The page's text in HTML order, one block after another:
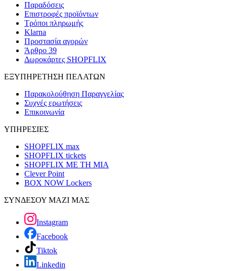
Παραδόσεις
Επιστροφές προϊόντων
Τρόποι πληρωμής
Klarna
Προστασία αγορών
Άρθρο 39
Δωροκάρτες SHOPFLIX
ΕΞΥΠΗΡΕΤΗΣΗ ΠΕΛΑΤΩΝ
Παρακολούθηση Παραγγελίας
Συχνές ερωτήσεις
Επικοινωνία
ΥΠΗΡΕΣΙΕΣ
SHOPFLIX max
SHOPFLIX tickets
SHOPFLIX ΜΕ ΤΗ ΜΙΑ
Clever Point
BOX NOW Lockers
ΣΥΝΔΕΣΟΥ ΜΑΖΙ ΜΑΣ
Instagram
Facebook
Tiktok
Linkedin